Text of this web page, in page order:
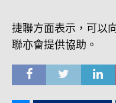
捷聯方面表示，可以
聯亦會提供協助。